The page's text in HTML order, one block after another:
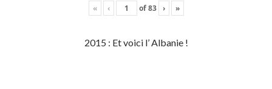
« ‹ of83 › »
2015 : Et voici l’ Albanie !